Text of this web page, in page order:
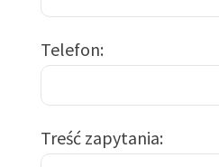
Telefon
Treść zapytania